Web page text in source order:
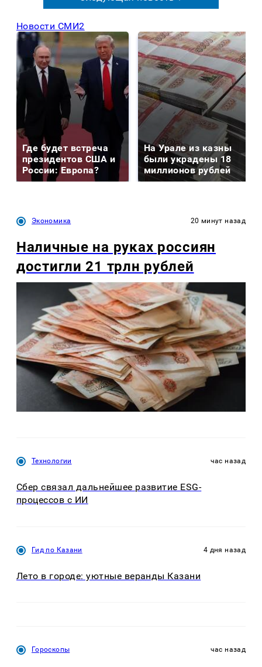
Новости СМИ2
Где будет встреча
президентов США и
России: Европа?
На Урале из казны
были украдены 18
миллионов рублей
Экономика 20 минут назад
Наличные на руках россиян
достигли 21 трлн рублей
Технологии час назад
Сбер связал дальнейшее развитие ESG-
процессов с ИИ
Гид по Казани 4 дня назад
Лето в городе: уютные веранды Казани
Гороскопы час назад